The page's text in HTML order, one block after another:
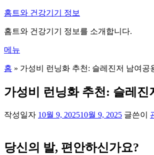
내
으
바
로
가
기
홈트와 건강기기 정보
홈트와 건강기기 정보를 소개합니다.
메뉴
홈 » 가성비 런닝화 추천: 슬레진저 남여공
가성비 런닝화 추천: 슬레진
작성일자 10월 9, 202510월 9, 2025 글쓴이
당신의 발, 편안하신가요?